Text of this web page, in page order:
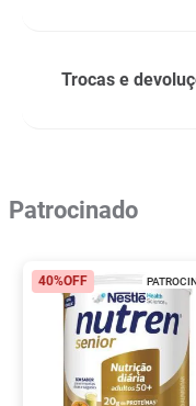
Trocas e
Patrocinado
40%OFF